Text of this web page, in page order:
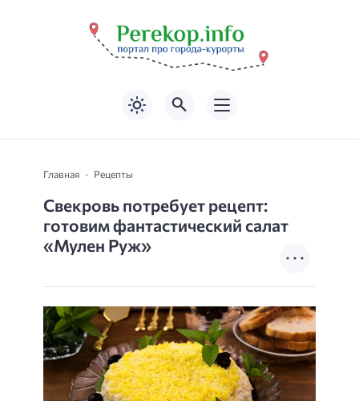
Главная Рецепты
Свекровь потребует рецепт:
готовим фантастический салат
«Мулен Руж»